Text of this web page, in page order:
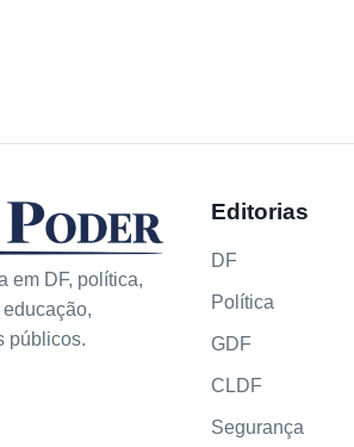
em DF, política,
públicos.
Editorias
DF
Política
GDF
CLDF
Segurança